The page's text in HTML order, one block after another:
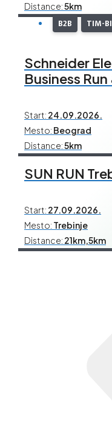
Distance:5km
B2B TIM-
Schneider
Business
Start: 24.09.2026.
Mesto: Beograd
Distance:5km
SUN RUN
Start: 27.09.2026.
Mesto: Trebinje
Distance: 21km,5km